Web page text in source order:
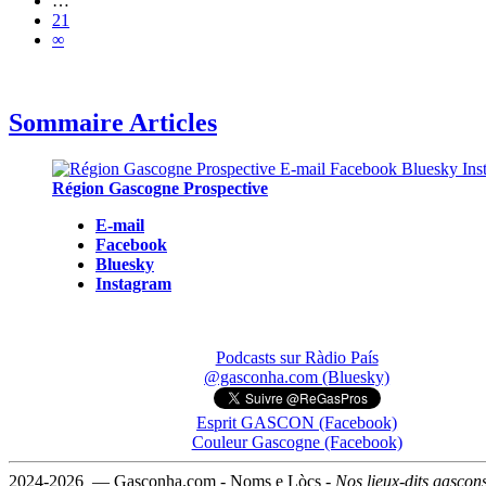
21
∞
Sommaire Articles
Région Gascogne Prospective
E-mail
Facebook
Bluesky
Instagram
Podcasts sur Ràdio País
@gasconha.com (Bluesky)
Esprit GASCON (Facebook)
Couleur Gascogne (Facebook)
2024-2026 — Gasconha.com - Noms e Lòcs - Nos lieux-dits